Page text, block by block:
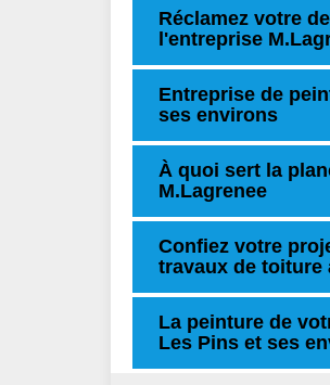
Réclamez votre
l'entreprise
Entreprise de
ses environs
À quoi sert la
M.Lagrenee
Confiez votre
travaux de toiture
La peinture de
Les Pins et ses